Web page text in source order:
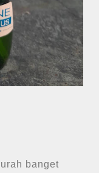
banget